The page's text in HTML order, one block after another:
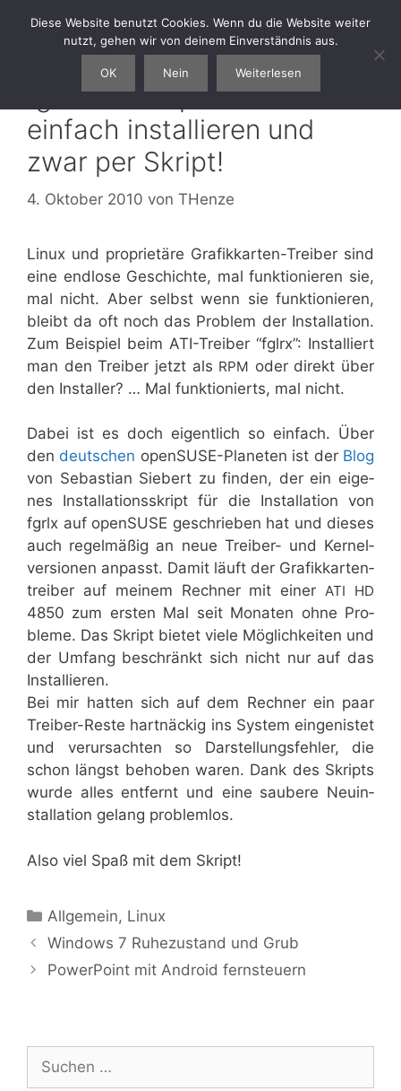
Inhaltthenze.eu Menü
fglrx unter openSUSE
einfach installieren und
zwar per Skript!
4. Oktober 2010 von THenze
Linux und pro­prie­tä­re Gra­fik­kar­ten-Trei­ber sind
eine end­lo­se Geschich­te, mal funk­tio­nie­ren sie,
mal nicht. Aber selbst wenn sie funk­tio­nie­ren,
bleibt da oft noch das Pro­blem der Instal­la­ti­on.
Zum Bei­spiel beim ATI-Trei­ber “fglrx”: Instal­liert
man den Trei­ber jetzt als RPM oder direkt über
den Instal­ler? … Mal funk­tio­nierts, mal nicht.
Dabei ist es doch eigent­lich so ein­fach. Über
den deut­schen open­SU­SE-Pla­ne­ten ist der Blog
von Sebas­ti­an Sie­bert zu fin­den, der ein eige­
nes Instal­la­ti­ons­skript für die Instal­la­ti­on von
fgrlx auf open­SU­SE geschrie­ben hat und die­ses
auch regel­mä­ßig an neue Trei­ber- und Ker­nel­
ver­sio­nen anpasst. Damit läuft der Gra­fik­kar­ten­
trei­ber auf mei­nem Rech­ner mit einerATI HD
4850 zum ers­ten Mal seit Mona­ten ohne Pro­
ble­me. Das Skript bie­tet vie­le Mög­lich­kei­ten und
der Umfang beschränkt sich nicht nur auf das
Installieren.
Bei mir hat­ten sich auf dem Rech­ner ein paar
Trei­ber-Res­te hart­nä­ckig ins Sys­tem ein­ge­nis­tet
und ver­ur­sach­ten so Dar­stel­lungs­feh­ler, die
schon längst beho­ben waren. Dank des Skripts
wur­de alles ent­fernt und eine sau­be­re Neu­in­
stal­la­ti­on gelang problemlos.
Also viel Spaß mit dem Skript!
Kategorien
Allgemein, Linux
Windows 7 Ruhezustand und Grub
PowerPoint mit Android fernsteuern
nach:
Diese Website benutzt Cookies. Wenn du die Website weiter
nutzt, gehen wir von deinem Einverständnis aus.
OK Nein Weiterlesen